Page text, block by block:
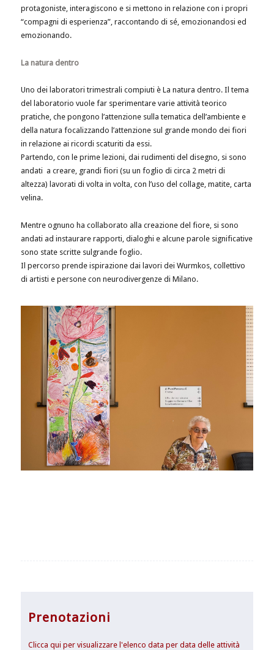
protagoniste, interagiscono e si mettono in relazione con i propri
“compagni di esperienza”, raccontando di sé, emozionandosi ed
emozionando.
La natura dentro
Uno dei laboratori trimestrali compiuti è La natura dentro. Il tema
del laboratorio vuole far sperimentare varie attività teorico
pratiche, che pongono l’attenzione sulla tematica dell’ambiente e
della natura focalizzando l’attenzione sul grande mondo dei fiori
in relazione ai ricordi scaturiti da essi.
Partendo, con le prime lezioni, dai rudimenti del disegno, si sono
andati a creare, grandi fiori (su un foglio di circa 2 metri di
altezza) lavorati di volta in volta, con l’uso del collage, matite, carta
velina.
Mentre ognuno ha collaborato alla creazione del fiore, si sono
andati ad instaurare rapporti, dialoghi e alcune parole significative
sono state scritte sulgrande foglio.
Il percorso prende ispirazione dai lavori dei Wurmkos, collettivo
di artisti e persone con neurodivergenze di Milano.
Prenotazioni
Clicca qui per visualizzare l'elenco data per data delle attività